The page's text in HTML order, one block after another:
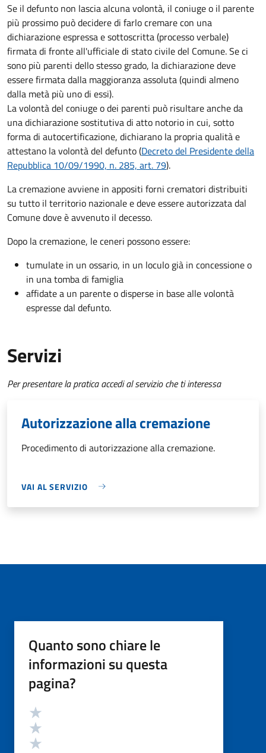
Se il defunto non lascia alcuna volontà, il coniuge o il parente
più prossimo può decidere di farlo cremare con una
dichiarazione espressa e sottoscritta (processo verbale)
firmata di fronte all'ufficiale di stato civile del Comune. Se ci
sono più parenti dello stesso grado, la dichiarazione deve
essere firmata dalla maggioranza assoluta (quindi almeno
dalla metà più uno di essi).
La volontà del coniuge o dei parenti può risultare anche da
una dichiarazione sostitutiva di atto notorio in cui, sotto
forma di autocertificazione, dichiarano la propria qualità e
attestano la volontà del defunto (Decreto del Presidente della
Repubblica 10/09/1990, n. 285, art. 79).
La cremazione avviene in appositi forni crematori distribuiti
su tutto il territorio nazionale e deve essere autorizzata dal
Comune dove è avvenuto il decesso.
Dopo la cremazione, le ceneri possono essere:
tumulate in un ossario, in un loculo già in concessione o
in una tomba di famiglia
affidate a un parente o disperse in base alle volontà
espresse dal defunto.
Servizi
Per presentare la pratica accedi al servizio che ti interessa
Autorizzazione alla cremazione
Procedimento di autorizzazione alla cremazione.
VAI AL SERVIZIO
Quanto sono chiare le
informazioni su questa
pagina?
Valutazione